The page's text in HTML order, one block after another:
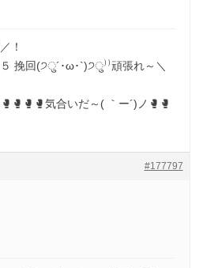
！
５ 挽回(੭ु´･ω･`)੭ु⁾⁾頑張れ～＼
気合いだ～( ｀ー´)ノ🥊🥊
#177797